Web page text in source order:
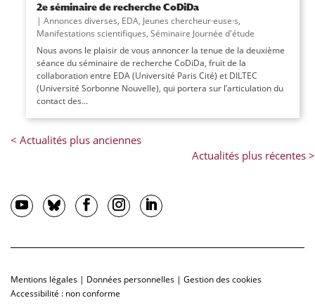
2e séminaire de recherche CoDiDa
| Annonces diverses, EDA, Jeunes chercheur·euse·s,
Manifestations scientifiques, Séminaire Journée d'étude
Nous avons le plaisir de vous annoncer la tenue de la deuxième
séance du séminaire de recherche CoDiDa, fruit de la
collaboration entre EDA (Université Paris Cité) et DILTEC
(Université Sorbonne Nouvelle), qui portera sur l’articulation du
contact des...
Mentions légales | Données personnelles | Gestion des cookies
Accessibilité : non conforme